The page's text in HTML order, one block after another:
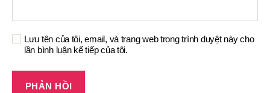
Lưu tên của tôi, email, và trang web trong trình duyệt này cho
lần bình luận kế tiếp của tôi.